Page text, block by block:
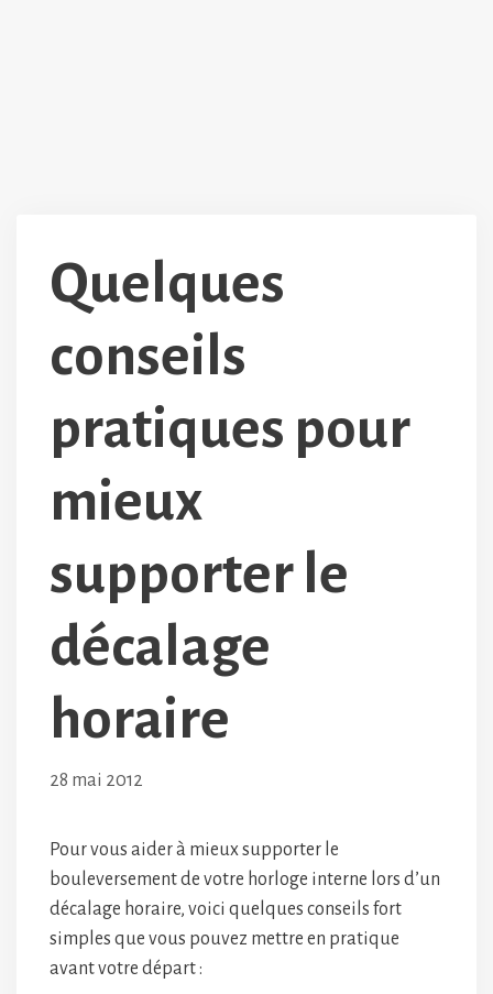
Quelques
conseils
pratiques pour
mieux
supporter le
décalage
horaire
28 mai 2012
Pour vous aider à mieux supporter le
bouleversement de votre horloge interne lors d’un
décalage horaire, voici quelques conseils fort
simples que vous pouvez mettre en pratique
avant votre départ :